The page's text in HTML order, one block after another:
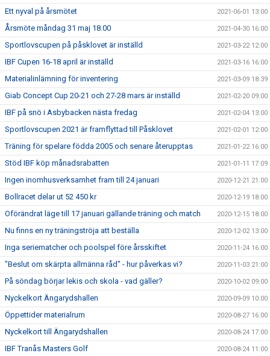
Ett nyval på årsmötet 2021-06-01 13:00
Årsmöte måndag 31 maj 18.00 2021-04-30 16:00
Sportlovscupen på påsklovet är inställd 2021-03-22 12:00
IBF Cupen 16-18 april är inställd 2021-03-16 16:00
Materialinlämning för inventering 2021-03-09 18:39
Giab Concept Cup 20-21 och 27-28 mars är inställd 2021-02-20 09:00
IBF på snö i Asbybacken nästa fredag 2021-02-04 13:00
Sportlovscupen 2021 är framflyttad till Påsklovet 2021-02-01 12:00
Träning för spelare födda 2005 och senare återupptas 2021-01-22 16:00
Stöd IBF köp månadsrabatten 2021-01-11 17:09
Ingen inomhusverksamhet fram till 24 januari 2020-12-21 21:00
Bollracet delar ut 52 450 kr 2020-12-19 18:00
Oförändrat läge till 17 januari gällande träning och match 2020-12-15 18:00
Nu finns en ny träningströja att beställa 2020-12-02 13:00
Inga seriematcher och poolspel före årsskiftet 2020-11-24 16:00
"Beslut om skärpta allmänna råd" - hur påverkas vi? 2020-11-03 21:00
På söndag börjar lekis och skola - vad gäller? 2020-10-02 09:00
Nyckelkort Ängarydshallen 2020-09-09 10:00
Öppettider materialrum 2020-08-27 16:00
Nyckelkort till Ängarydshallen 2020-08-24 17:00
IBF Tranås Masters Golf 2020-08-24 11:00